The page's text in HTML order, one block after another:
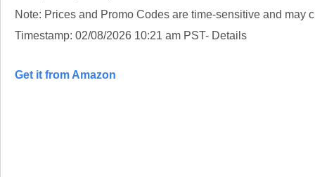
Note: Prices and Promo Codes are time-sensitive and may
Timestamp: 02/08/2026 10:21 am PST- Details
Get it from Amazon